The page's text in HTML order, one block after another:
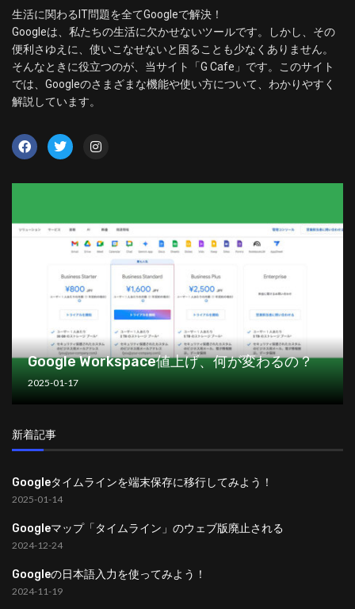
生活に関わるIT問題を全てGoogleで解決！
Googleは、私たちの生活に欠かせないツールです。しかし、その
便利さゆえに、使いこなせないと困ることも少なくありません。
そんなときに役立つのが、当サイト「G Cafe」です。このサイト
では、Googleのさまざまな機能や使い方について、わかりやすく
解説しています。
Google Workspace値上げ、何が変わるの？
2025-01-17
新着記事
Googleタイムラインを端末保存に移行してみよう！
2025-01-14
Googleマップ「タイムライン」のウェブ版廃止される
2024-12-24
Googleの日本語入力を使ってみよう！
2024-11-19